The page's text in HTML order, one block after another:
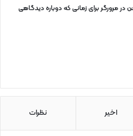
در مرورگر برای زمانی که دوباره دیدگاهی
اخیر نظرات